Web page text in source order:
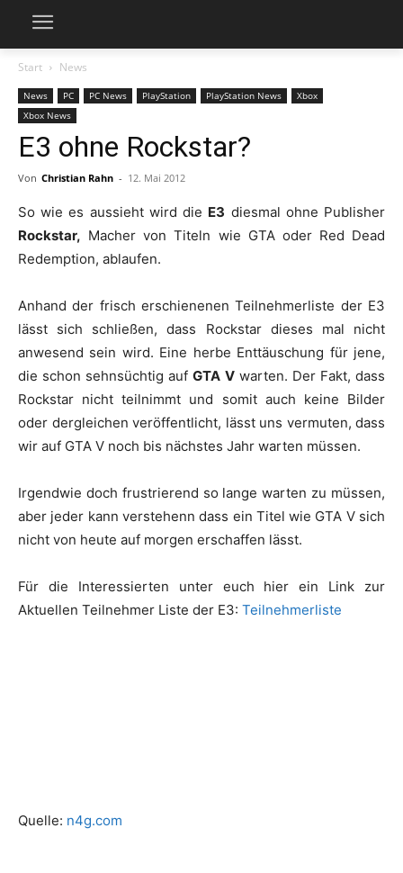
Start News
News PC PC News PlayStation PlayStation News
Xbox
Xbox News
E3 ohne Rockstar?
Von Christian Rahn - 12. Mai 2012
So wie es aussieht wird die E3 diesmal ohne Publisher
Rockstar, Macher von Titeln wie GTA oder Red Dead
Redemption, ablaufen.
Anhand der frisch erschienenen Teilnehmerliste der E3
lässt sich schließen, dass Rockstar dieses mal nicht
anwesend sein wird. Eine herbe Enttäuschung für jene,
die schon sehnsüchtig aufGTA Vwarten. Der Fakt, dass
Rockstar nicht teilnimmt und somit auch keine Bilder
oder dergleichen veröffentlicht, lässt uns vermuten, dass
wir auf GTA V noch bis nächstes Jahr warten müssen.
Irgendwie doch frustrierend so lange warten zu müssen,
aber jeder kann verstehenn dass ein Titel wie GTA V sich
nicht von heute auf morgen erschaffen lässt.
Für die Interessierten unter euch hier ein Link zur
Aktuellen Teilnehmer Liste der E3: Teilnehmerliste
Quelle: n4g.com